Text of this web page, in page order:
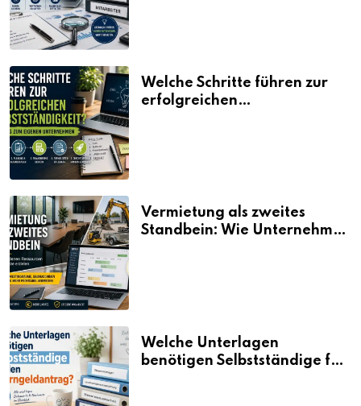
Welche Schritte führen zur
erfolgreichen
Vermietung als zweites
Standbein: Wie Unternehmen
Welche Unterlagen
benötigen Selbstständige für